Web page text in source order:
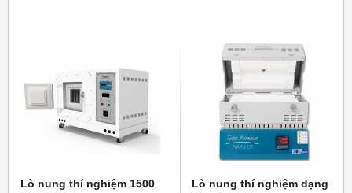
Lò nung thí nghiệm 1500
Lò nung thí nghiệm dạng